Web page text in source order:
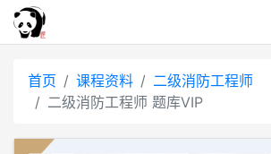
首页 课程资料
二级消防工程师
二级消防工程师 题库VIP